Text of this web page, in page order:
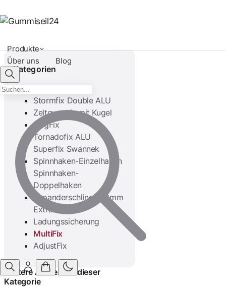
Produkte
Über uns
Blog
Anmelden
Kategorien
Stormfix Double ALU
Zeltgummis mit Kugel
FlagFix
Tornadofix ALU
Superfix Swannek
Spinnhaken-Einzelhaken
Spinnhaken-
Doppelhaken
Expanderschlingen 8mm
Extra stark
Ladungssicherung
MultiFix
AdjustFix
Weitere Artikel aus dieser
Kategorie
MultiFix Spanner 45cm
Weiß für die
Transportsicherung
4,54 €